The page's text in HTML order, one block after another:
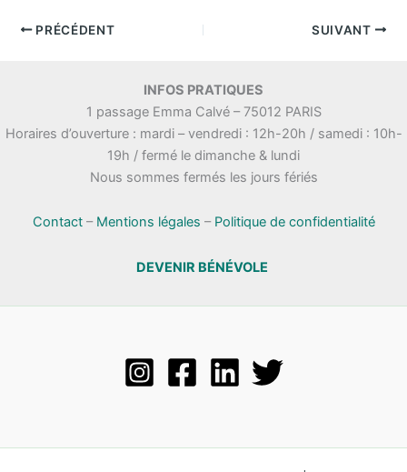
PRÉCÉDENT SUIVANT
INFOS PRATIQUES
1 passage Emma Calvé – 75012 PARIS
Horaires d’ouverture : mardi – vendredi : 12h-20h / samedi : 10h-
19h / fermé le dimanche & lundi
Nous sommes fermés les jours fériés
Contact– Mentions légales – Politique de confidentialité
DEVENIR BÉNÉVOLE